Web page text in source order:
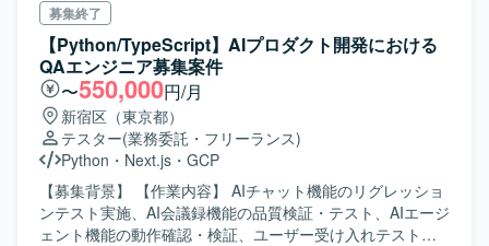
テインメント領域のバックエンド開発、toB向け管理画面の
バックエンド開発のいずれかの領域をご担当いただきま
す。 【求める人物像】 チームで協調しながら開発を進めて
いける方を求めております。 モダンな技術スタックへの学
習意欲が高く、主体的にプロジェクトへ関わっていただけ
る方ですと望ましいです。 【ポジションの魅力】 モダンな
開発環境下での開発を経験でき、スキルアップにつなげて
いただきやすいポジションです。 マーケットインで新機能
を随時リリースする体制のため、ご自身の関わった機能が
短いサイクルでユーザに利用される経験を積むことができ
ます。 ご自身の得意分野や興味がある内容のプロジェクト
募集終了
【Python/TypeScript】AIプロダクト開発における
QAエンジニア募集案件
〜550,000円/月
新宿区（東京都）
テスター(業務委託・フリーランス)
Python ・ Next.js ・ GCP
【募集背景】 【作業内容】 AIチャット機能のリグレッショ
ンテスト実施、AI会議録機能の品質検証・テスト、AIエージ
ェント機能の動作確認・検証、ユーザー受け入れテスト